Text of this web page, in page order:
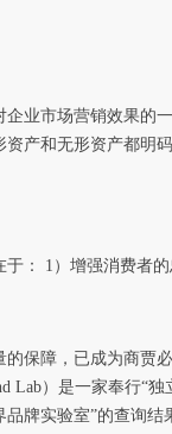
业市场营销效果的
资产和无形资产都明
： 1）增强消费者
保障，已成为商贾
Lab）是一家奉行“
品牌实验室”的查询